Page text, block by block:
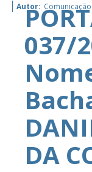
Autor: Comunicação
037/
DA